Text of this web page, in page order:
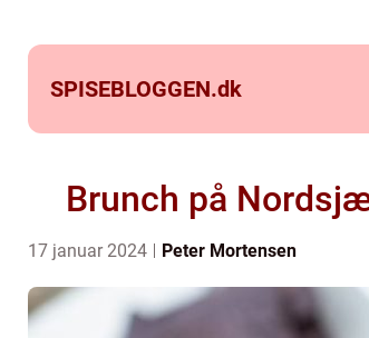
SPISEBLOGGEN.dk
Brunch på
17 januar 2024 Peter Mortensen